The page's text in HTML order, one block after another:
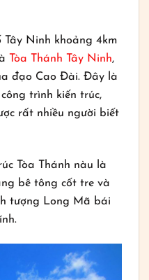
Ninh khoảng 4km
Tòa Thánh Tây Ninh,
đạo Cao Đài. Đây là
trình kiến trúc,
rất nhiều người biết
Tòa Thánh nàu là
bê tông cốt tre và
tượng Long Mã bái